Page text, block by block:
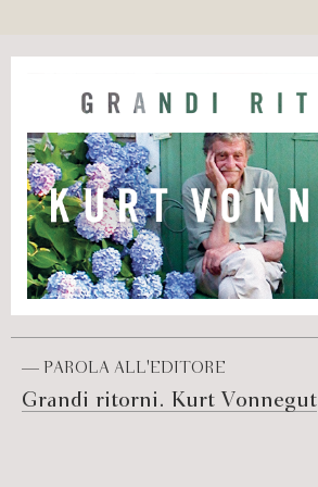
— PAROLA ALL'EDITORE
Grandi ritorni. Kurt Vonnegut